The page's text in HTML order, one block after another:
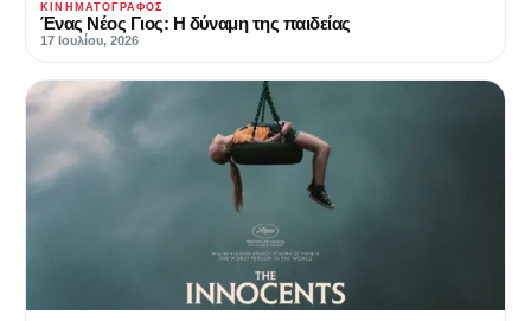
ΚΙΝΗΜΑΤΟΓΡΆΦΟΣ
Ένας Νέος Γιος: Η δύναμη της παιδείας
17 Ιουλίου, 2026